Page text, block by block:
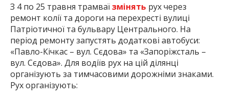
З 4 по 25 травня трамваїзмінять рух через
ремонт колії та дороги на перехресті вулиці
Патріотичної та бульвару Центрального. На
період ремонту запустять додаткові автобуси:
«Павло-Кічкас – вул. Сєдова» та «Запоріжсталь –
вул. Сєдова». Для водіїв рух на цій ділянці
організують за тимчасовими дорожніми знаками.
Рух організують: